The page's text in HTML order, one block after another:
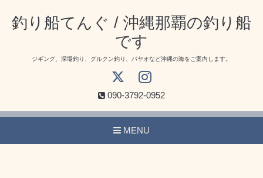
釣り船てんぐ / 沖縄那覇の釣り船
です
ジギング、深場釣り、グルクン釣り、パヤオなど沖縄の海をご案内します。
090-3792-0952
MENU